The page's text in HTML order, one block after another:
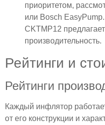
приоритетом,
или Bosch
CKTMP12
производительность.
Рейтинги и
Рейтинги
Каждый инфлятор
от его конструкции и